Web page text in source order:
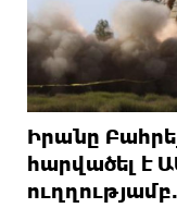
Իրանը
hարվածել է